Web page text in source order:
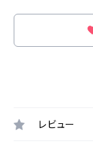
レビュー